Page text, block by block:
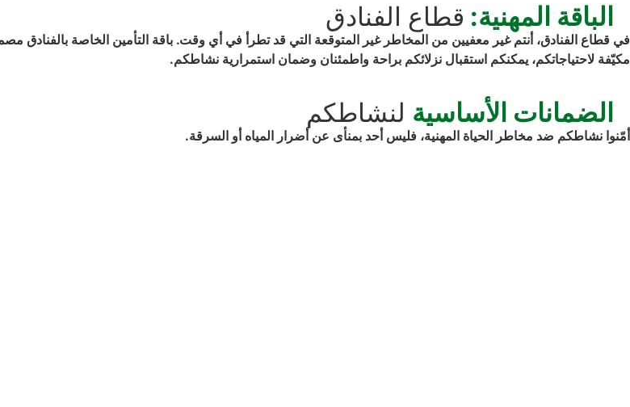
الباقة المهنية: قطاع الفنادق
في قطاع الفنادق، أنتم غير معفيين من المخاطر غير المتوقعة التي قد تطرأ في أي وقت. باقة التأمين الخاصة
مكيّفة لاحتياجاتكم، يمكنكم استقبال نزلائكم براحة واطمئنان وضمان استمرارية نشاطكم.
الضمانات الأساسية لنشاطكم
أمّنوا نشاطكم ضد مخاطر الحياة المهنية، فليس أحد بمنأى عن أضرار المياه أو السرقة.